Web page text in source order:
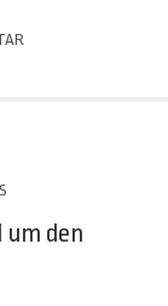
um den